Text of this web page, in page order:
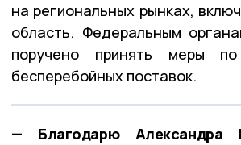
на региональных рынках,
область. Федеральным
поручено принять меры
бесперебойных поставок.
— Благодарю Александра